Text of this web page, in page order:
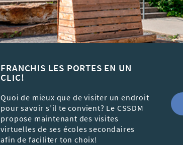
FRANCHIS LES PORTES EN UN
CLIC!
Quoi de mieux que de visiter un endroit
pour savoir s’il te convient? Le CSSDM
propose maintenant des visites
virtuelles de ses écoles secondaires
afin de faciliter ton choix!